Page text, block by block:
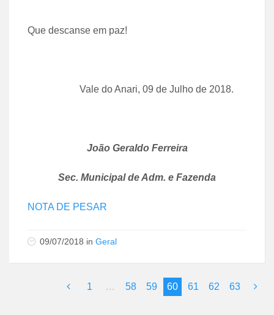
Que descanse em paz!
Vale do Anari, 09 de Julho de 2018.
João Geraldo Ferreira
Sec. Municipal de Adm. e Fazenda
NOTA DE PESAR
09/07/2018 in Geral
1 … 58 59 60 61 62 63